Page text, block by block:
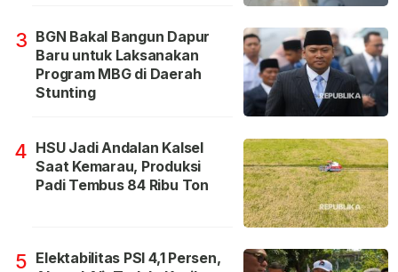
3 BGN Bakal Bangun Dapur
Baru untuk Laksanakan
Program MBG di Daerah
Stunting
4 HSU Jadi Andalan Kalsel
Saat Kemarau, Produksi
Padi Tembus 84 Ribu Ton
5 Elektabilitas PSI 4,1 Persen,